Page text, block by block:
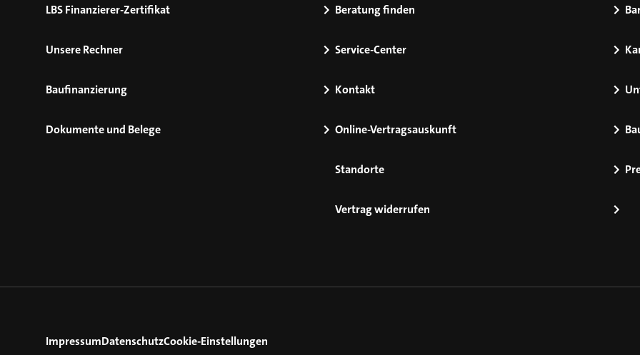
LBS Finanzierer-Zertifikat
Unsere Rechner
Baufinanzierung
Dokumente und Belege
Beratung finden
Service-Center
Kontakt
Online-Vertragsauskunft
Standorte
Vertrag widerrufen
ImpressumDatenschutzCookie-Einstellungen